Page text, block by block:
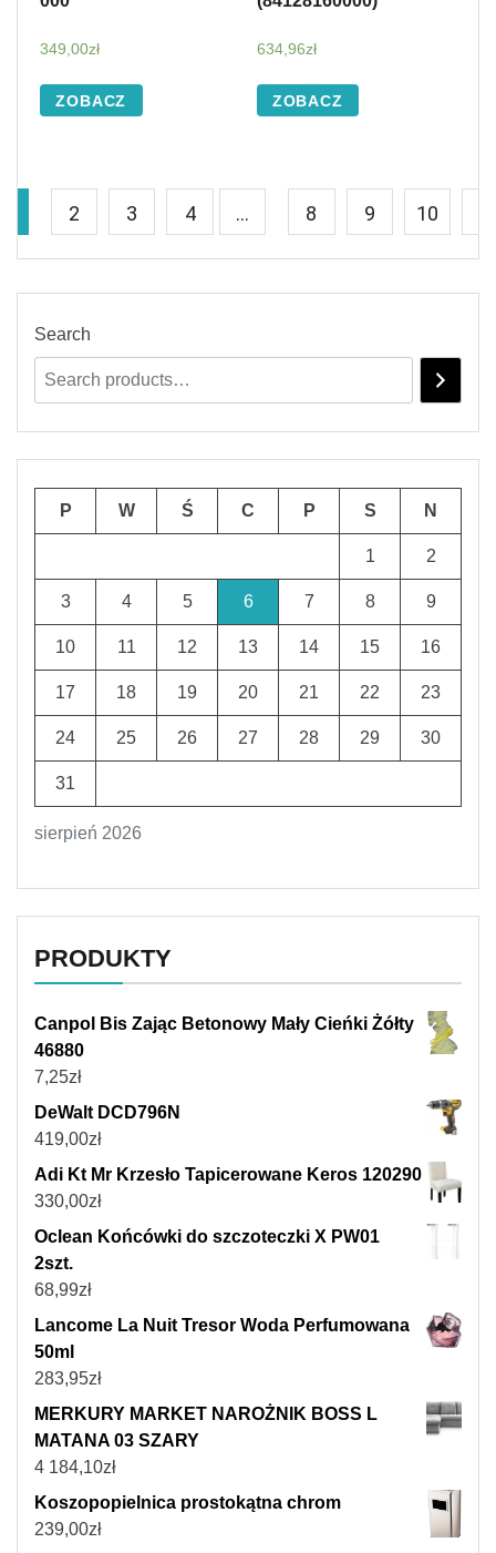
349,00zł
ZOBACZ
634,96zł
ZOBACZ
2 3 4 … 8 9 10
Search
sierpień 2026
P W Ś C P S N
1 2
3 4 5 6 7 8 9
10 11 12 13 14 15 16
17 18 19 20 21 22 23
24 25 26 27 28 29 30
31
PRODUKTY
Canpol Bis Zając Betonowy Mały Cieńki Żółty
46880
7,25zł
DeWalt DCD796N
419,00zł
Adi Kt Mr Krzesło Tapicerowane Keros 120290
330,00zł
Oclean Końcówki do szczoteczki X PW01
2szt.
68,99zł
Lancome La Nuit Tresor Woda Perfumowana
50ml
283,95zł
MERKURY MARKET NAROŻNIK BOSS L
MATANA 03 SZARY
4 184,10zł
Koszopopielnica prostokątna chrom
239,00zł